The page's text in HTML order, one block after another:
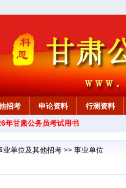
招考 申论资料
行测资料
年甘肃公务员考试用书
业单位及其他招考 >> 事业单位